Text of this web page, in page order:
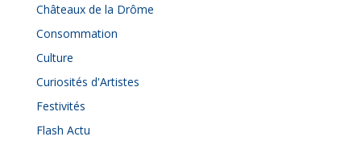
Châteaux de la Drôme
Consommation
Culture
Curiosités d'Artistes
Festivités
Flash Actu